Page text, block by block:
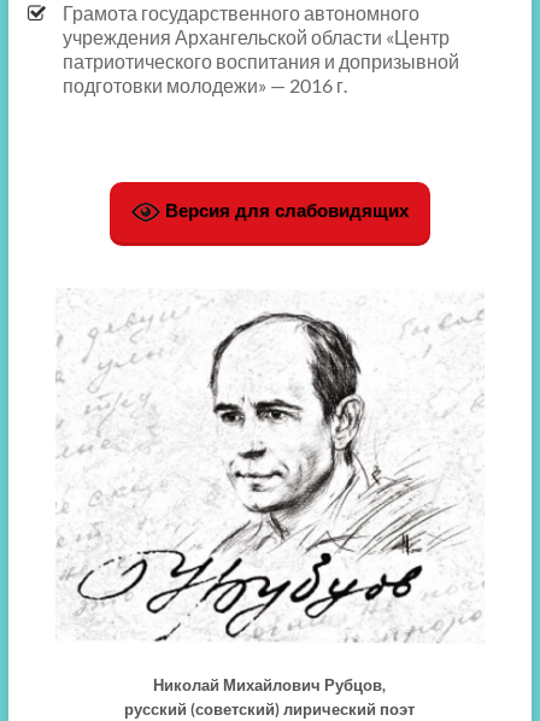
Грамота государственного автономного
учреждения Архангельской области «Центр
патриотического воспитания и допризывной
подготовки молодежи» — 2016 г.
Версия для слабовидящих
Николай Михайлович Рубцов,
русский (советский) лирический поэт